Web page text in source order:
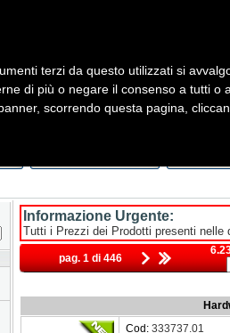
Dati Cliente Servizi Company
Telefonia Audio Video
Informazione Urgente:
Tutti i Prezzi dei Prodotti presenti
pag. 1 di 446
Cod: 333737.01
terzi da questo utilizzati si
di più o negare il consenso a tutti o
scorrendo questa pagina,